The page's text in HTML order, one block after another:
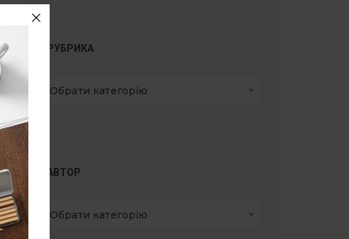
РУБРИКА
Обрати категорію
АВТОР
Обрати категорію